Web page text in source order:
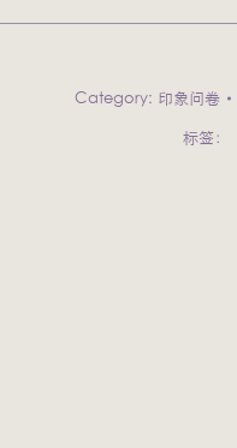
Category: 印象问卷
标签：